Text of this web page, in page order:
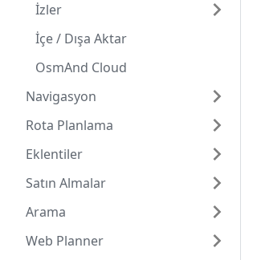
İzler
İçe / Dışa Aktar
OsmAnd Cloud
Navigasyon
Rota Planlama
Eklentiler
Satın Almalar
Arama
Web Planner